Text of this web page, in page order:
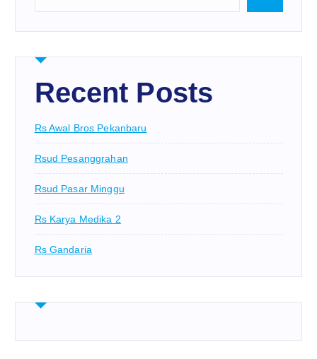
Recent Posts
Rs Awal Bros Pekanbaru
Rsud Pesanggrahan
Rsud Pasar Minggu
Rs Karya Medika 2
Rs Gandaria